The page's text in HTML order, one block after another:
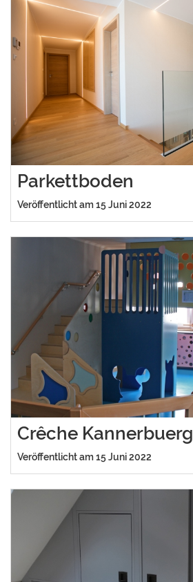
Parkettboden
Veröffentlicht am 15 Juni 2022
Crêche Kannerbuerg
Veröffentlicht am 15 Juni 2022